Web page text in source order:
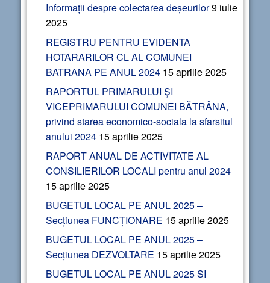
Informații despre colectarea deșeurilor9 iulie
2025
REGISTRU PENTRU EVIDENTA
HOTARARILOR CL AL COMUNEI
BATRANA PE ANUL 2024 15 aprilie 2025
RAPORTUL PRIMARULUI ȘI
VICEPRIMARULUI COMUNEI BĂTRÂNA,
privind starea economico-sociala la sfarsitul
anului 2024 15 aprilie 2025
RAPORT ANUAL DE ACTIVITATE AL
CONSILIERILOR LOCALI pentru anul 2024
15 aprilie 2025
BUGETUL LOCAL PE ANUL 2025 –
Secțiunea FUNCȚIONARE 15 aprilie 2025
BUGETUL LOCAL PE ANUL 2025 –
Secțiunea DEZVOLTARE 15 aprilie 2025
BUGETUL LOCAL PE ANUL 2025 SI